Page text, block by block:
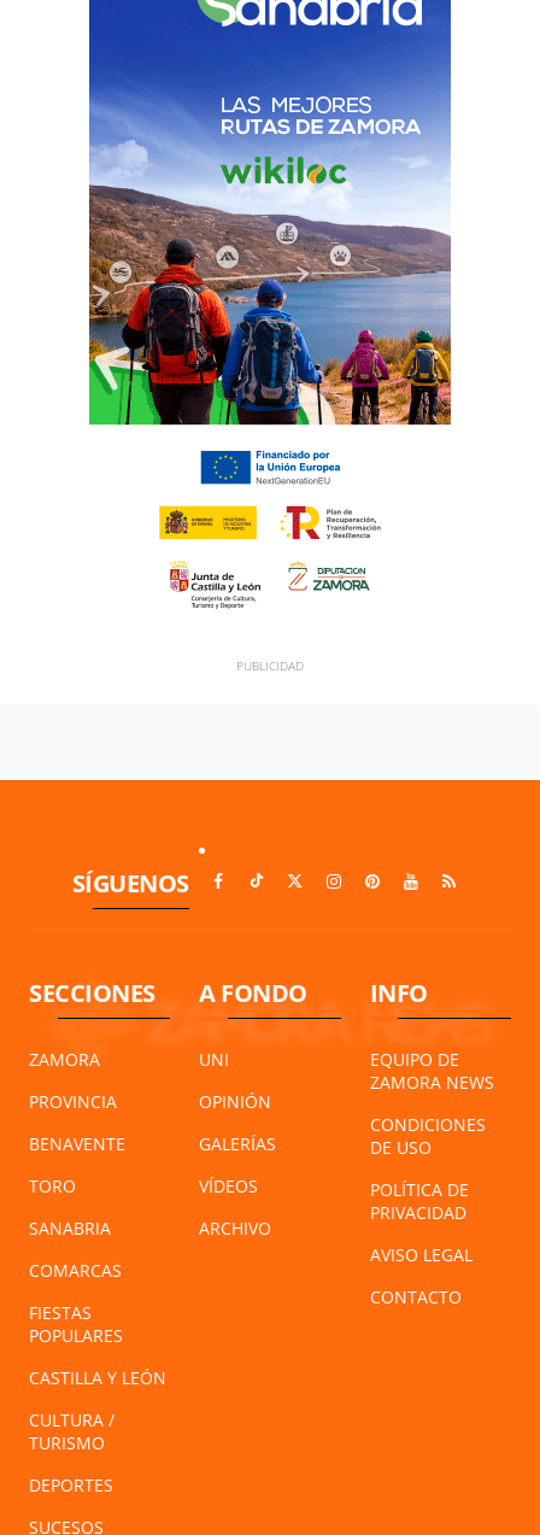
SÍGUENOS
SECCIONES
ZAMORA
PROVINCIA
BENAVENTE
TORO
SANABRIA
COMARCAS
FIESTAS
POPULARES
CASTILLA Y LEÓN
CULTURA /
TURISMO
DEPORTES
SUCESOS
A FONDO
UNI
OPINIÓN
GALERÍAS
VÍDEOS
ARCHIVO
INFO
EQUIPO DE
ZAMORA NEWS
CONDICIONES
DE USO
POLÍTICA DE
PRIVACIDAD
AVISO LEGAL
CONTACTO